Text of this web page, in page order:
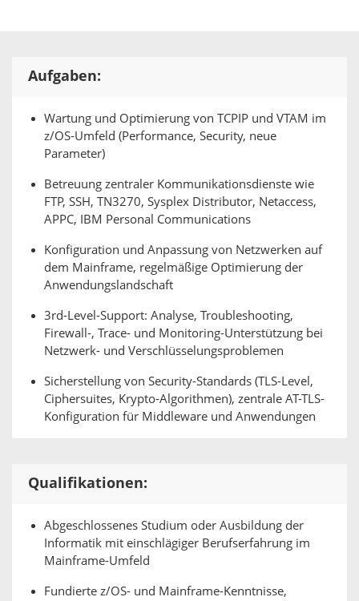
Aufgaben:
Wartung und Optimierung von TCPIP und VTAM im
z/OS-Umfeld (Performance, Security, neue
Parameter)
Betreuung zentraler Kommunikationsdienste wie
FTP, SSH, TN3270, Sysplex Distributor, Netaccess,
APPC, IBM Personal Communications
Konfiguration und Anpassung von Netzwerken auf
dem Mainframe, regelmäßige Optimierung der
Anwendungslandschaft
3rd-Level-Support: Analyse, Troubleshooting,
Firewall-, Trace- und Monitoring-Unterstützung bei
Netzwerk- und Verschlüsselungsproblemen
Sicherstellung von Security-Standards (TLS-Level,
Ciphersuites, Krypto-Algorithmen), zentrale AT-TLS-
Konfiguration für Middleware und Anwendungen
Qualifikationen:
Abgeschlossenes Studium oder Ausbildung der
Informatik mit einschlägiger Berufserfahrung im
Mainframe-Umfeld
Fundierte z/OS- und Mainframe-Kenntnisse,